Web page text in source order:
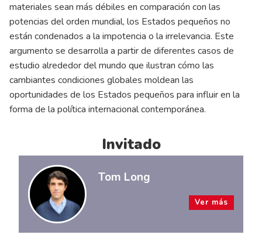
materiales sean más débiles en comparación con las
potencias del orden mundial, los Estados pequeños no
están condenados a la impotencia o la irrelevancia. Este
argumento se desarrolla a partir de diferentes casos de
estudio alrededor del mundo que ilustran cómo las
cambiantes condiciones globales moldean las
oportunidades de los Estados pequeños para influir en la
forma de la política internacional contemporánea.
Invitado
Tom Long
Ver más